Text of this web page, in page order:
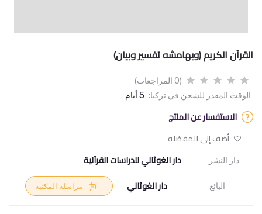
القرآن الكريم (وبهامشه تفسير وبيان)
(0 المراجعات)
الوقت المقدر للشحن في تركيا: 5 أيام
الاستفسار عن المنتج
أضف إلى المفضلة
دار النشر دار الغوثاني للدراسات القرآنية
البائع دار الغوثاني